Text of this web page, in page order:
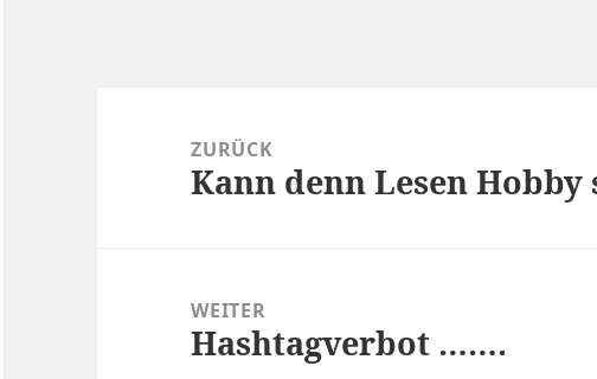
ZURÜCK
Vorheriger
Kann denn Lesen Hobby
WEITER
Nächster
Hashtagverbot …….